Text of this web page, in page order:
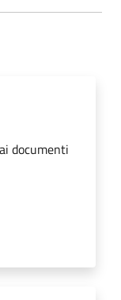
documenti